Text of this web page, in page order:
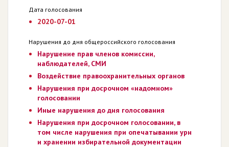
Дата голосования
2020-07-01
Нарушения до дня общероссийского голосования
Нарушение прав членов комиссии,
наблюдателей, СМИ
Воздействие правоохранительных органов
Нарушения при досрочном «надомном»
голосовании
Иные нарушения до дня голосования
Нарушения при досрочном голосовании, в
том числе нарушения при опечатывании урн
и хранении избирательной документации